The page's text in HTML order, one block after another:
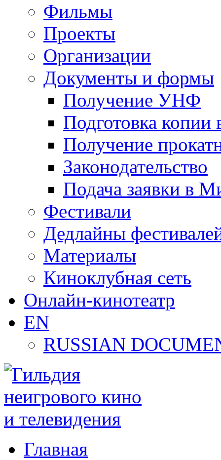
Фильмы
Проекты
Организации
Документы и формы
Получение УНФ
Подготовка копии
Получение
Законодательство
Подача заявки в
Фестивали
Дедлайны
Материалы
Киноклубная сеть
Онлайн-кинотеатр
EN
RUSSIAN
Главная